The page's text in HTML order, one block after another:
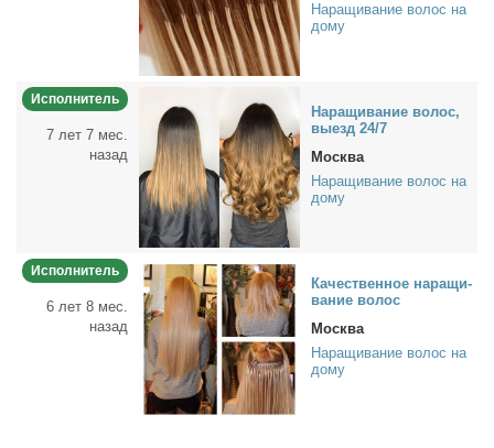
Наращивание волос на
дому
Исполнитель
7 лет 7 мес.
назад
На­ра­щи­ва­ние во­лос,
вы­езд 24/7
Москва
Наращивание волос на
дому
Исполнитель
6 лет 8 мес.
назад
Ка­че­ствен­ное на­ра­щи­
ва­ние во­лос
Москва
Наращивание волос на
дому